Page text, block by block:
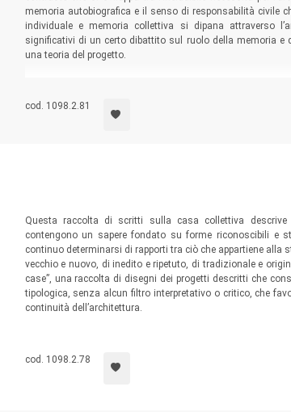
memoria autobiografica e il senso di responsabilità civile
individuale e memoria collettiva si dipana attraverso
significativi di un certo dibattito sul ruolo della memoria e
una teoria del progetto.
cod. 1098.2.81
Questa raccolta di scritti sulla casa collettiva descrive
contengono un sapere fondato su forme riconoscibili e
continuo determinarsi di rapporti tra ciò che appartiene alla
vecchio e nuovo, di inedito e ripetuto, di tradizionale e
case”, una raccolta di disegni dei progetti descritti che
tipologica, senza alcun filtro interpretativo o critico, che
continuità dell’architettura.
cod. 1098.2.78